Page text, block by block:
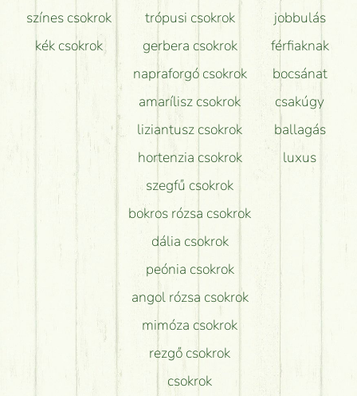
színes csokrok
kék csokrok
trópusi csokrok
gerbera csokrok
napraforgó csokrok
amarílisz csokrok
liziantusz csokrok
hortenzia csokrok
szegfű csokrok
bokros rózsa csokrok
dália csokrok
peónia csokrok
angol rózsa csokrok
mimóza csokrok
rezgő csokrok
csokrok
jobbulás
férfiaknak
bocsánat
csakúgy
ballagás
luxus